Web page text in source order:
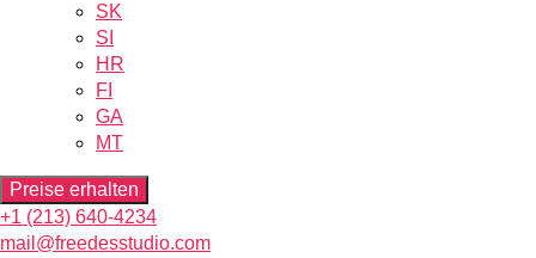
SK
SI
HR
FI
GA
MT
Preise erhalten
+1 (213) 640-4234
mail@freedesstudio.com